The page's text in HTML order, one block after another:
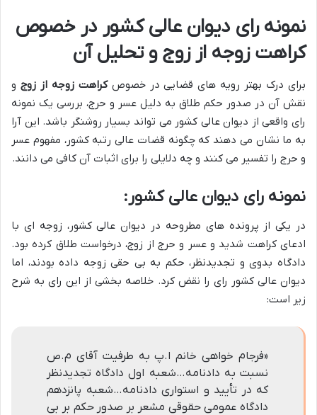
نمونه رای دیوان عالی کشور در خصوص
کراهت زوجه از زوج و تحلیل آن
برای درک بهتر رویه های قضایی در خصوصکراهت زوجه از زوج و
نقش آن در صدور حکم طلاق به دلیل عسر و حرج، بررسی یک نمونه
رای واقعی از دیوان عالی کشور می تواند بسیار روشنگر باشد. این آرا
به ما نشان می دهند که چگونه قضات عالی رتبه کشور، مفهوم عسر
و حرج را تفسیر می کنند و چه دلایلی را برای اثبات آن کافی می دانند.
نمونه رای دیوان عالی کشور:
در یکی از پرونده های مطروحه در دیوان عالی کشور، زوجه ای با
ادعای کراهت شدید و عسر و حرج از زوج، درخواست طلاق کرده بود.
دادگاه بدوی و تجدیدنظر، حکم به بی حقی زوجه داده بودند، اما
دیوان عالی کشور رای را نقض کرد. خلاصه بخشی از این رای به شرح
زیر است:
«فرجام خواهی خانم ا.پ به طرفیت آقای م.ص
نسبت به دادنامه…شعبه اول دادگاه تجدیدنظر
که در تأیید و استواری دادنامه…شعبه پانزدهم
دادگاه عمومی حقوقی مشعر بر صدور حکم بر بی